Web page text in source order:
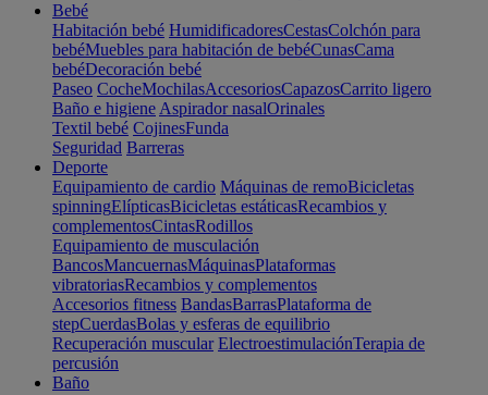
Bebé
Habitación bebé HumidificadoresCestasColchón para
bebéMuebles para habitación de bebéCunasCama
bebéDecoración bebé
Paseo CocheMochilasAccesoriosCapazosCarrito ligero
Baño e higiene Aspirador nasalOrinales
Textil bebé CojinesFunda
Seguridad Barreras
Deporte
Equipamiento de cardio Máquinas de remoBicicletas
spinningElípticasBicicletas estáticasRecambios y
complementosCintasRodillos
Equipamiento de musculación
BancosMancuernasMáquinasPlataformas
vibratoriasRecambios y complementos
Accesorios fitness BandasBarrasPlataforma de
stepCuerdasBolas y esferas de equilibrio
Recuperación muscular ElectroestimulaciónTerapia de
percusión
Baño